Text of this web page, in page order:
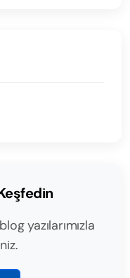
Keşfedin
yazılarımızla